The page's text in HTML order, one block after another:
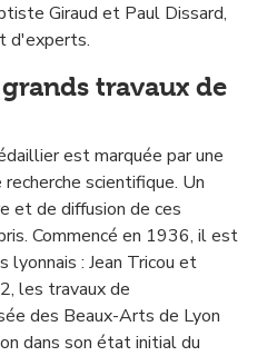
Giraud et Paul Dissard,
d'experts.
travaux de
est marquée par une
scientifique. Un
et de diffusion de ces
Commencé en 1936, il est
: Jean Tricou et
les travaux de
des Beaux-Arts de Lyon
dans son état initial du